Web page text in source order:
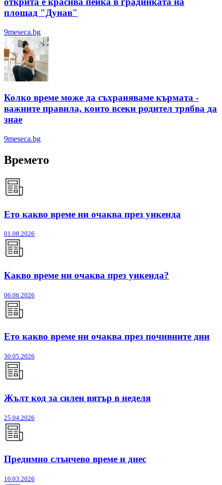
площад "Дунав"
9meseca.bg
Колко време може да съхраняваме кърмата -
важните правила, които всеки родител трябва да
знае
9meseca.bg
Времето
Ето какво време ни очаква през уикенда
01.08.2026
Какво време ни очаква през уикенда?
06.06.2026
Ето какво време ни очаква през почивните дни
30.05.2026
Жълт код за силен вятър в неделя
25.04.2026
Предимно слънчево време и днес
10.03.2026